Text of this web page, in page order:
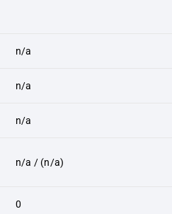
n/a
n/a
n/a
n/a / (n/a)
0